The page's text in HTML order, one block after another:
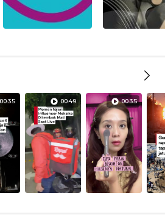
00:35 00:49 00:35